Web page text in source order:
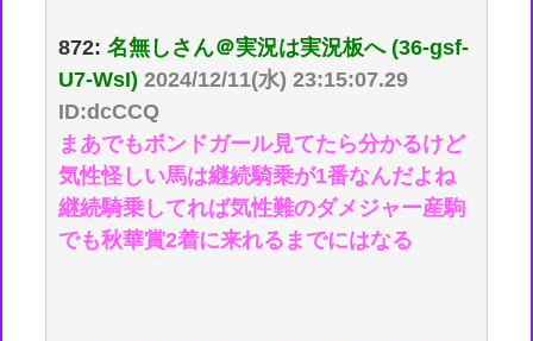
872:名無しさん＠実況は実況板へ (36-gsf-
U7-WsI) 2024/12/11(水) 23:15:07.29
ID:dcCCQ
まあでもボンドガール見てたら分かるけど
気性怪しい馬は継続騎乗が1番なんだよね
継続騎乗してれば気性難のダメジャー産駒
でも秋華賞2着に来れるまでにはなる